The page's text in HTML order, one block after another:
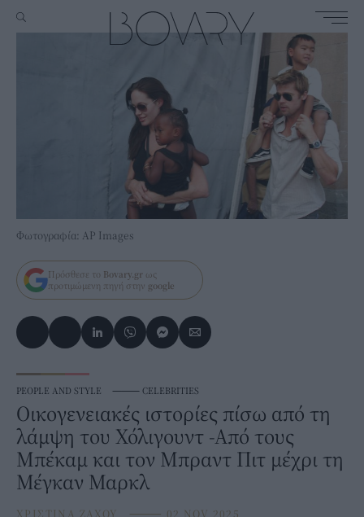
Φωτογραφία: AP Images
Πρόσθεσε το Bovary.gr ως
προτιμώμενη πηγή στην google
PEOPLE AND STYLE ⸻ CELEBRITIES
Οικογενειακές ιστορίες πίσω από τη
λάμψη του Χόλιγουντ -Από τους
Μπέκαμ και τον Μπραντ Πιτ μέχρι τη
Μέγκαν Μαρκλ